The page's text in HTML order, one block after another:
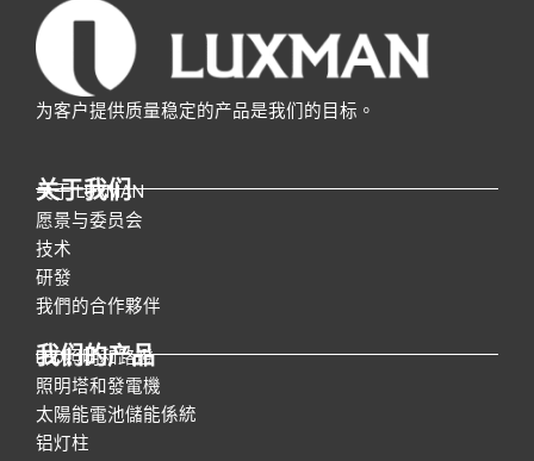
为客户提供质量稳定的产品是我们的目标。
关于我们
关于 LUXMAN
愿景与委员会
技术
研發
我們的合作夥伴
我们的产品
LED照明和路燈
照明塔和發電機
太陽能電池儲能係統
铝灯柱